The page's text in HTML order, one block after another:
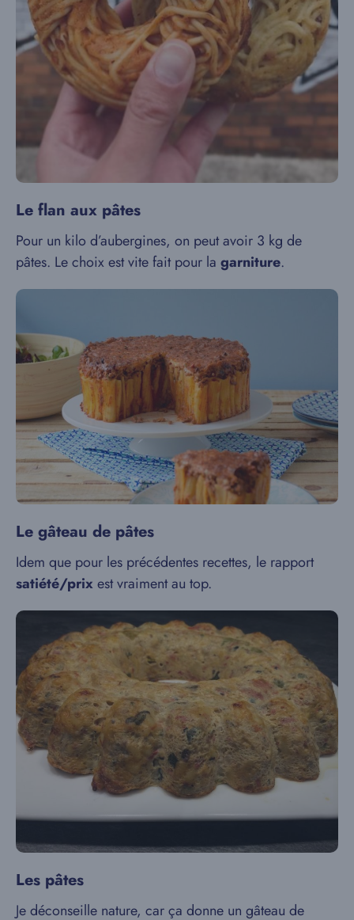
Le flan aux pâtes
Pour un kilo d’aubergines, on peut avoir 3 kg de
pâtes. Le choix est vite fait pour la garniture.
Le gâteau de pâtes
Idem que pour les précédentes recettes, le rapport
satiété/prix est vraiment au top.
Les pâtes
Je déconseille nature, car ça donne un gâteau de